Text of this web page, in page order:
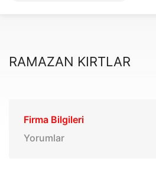
RAMAZAN KIRTLAR
Firma Bilgileri
Yorumlar